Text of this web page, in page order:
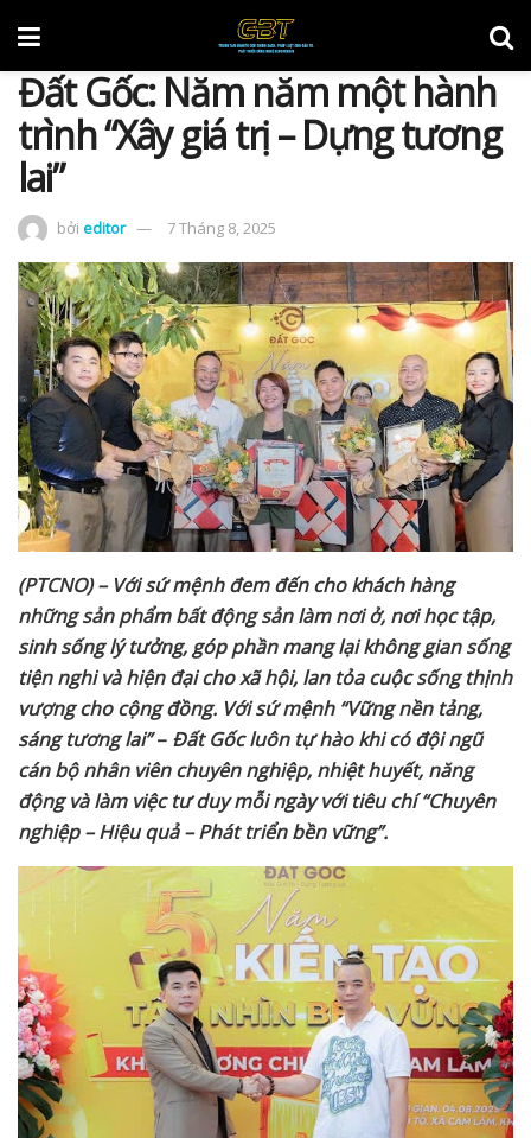
Đất Gốc: Năm năm một hành
trình “Xây giá trị – Dựng tương
lai”
bởi editor 7 Tháng 8, 2025
(PTCNO) – Với sứ mệnh đem đến cho khách hàng
những sản phẩm bất động sản làmnơi ở, nơi học tập,
sinh sống lý tưởng, góp phần mang lại không gian sống
tiện nghi và hiện đại cho xã hội, lan tỏa cuộc sống thịnh
vượng cho cộng đồng. Với sứ mệnh “Vững nền tảng,
sáng tương lai”– ĐấtGốc luôn tự hào khi có đội ngũ
cán bộ nhân viên chuyên nghiệp, nhiệt huyết, năng
động và làm việc tư duy mỗi ngày với tiêu chí “Chuyên
nghiệp – Hiệu quả – Pháttriển bền vững”.